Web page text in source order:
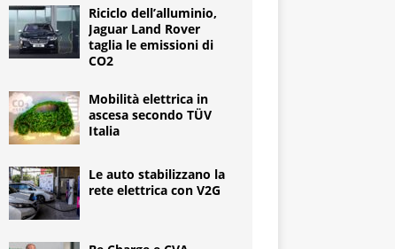
Riciclo dell’alluminio,
Jaguar Land Rover
taglia le emissioni di
CO2
Mobilità elettrica in
ascesa secondo TÜV
Italia
Le auto stabilizzano la
rete elettrica con V2G